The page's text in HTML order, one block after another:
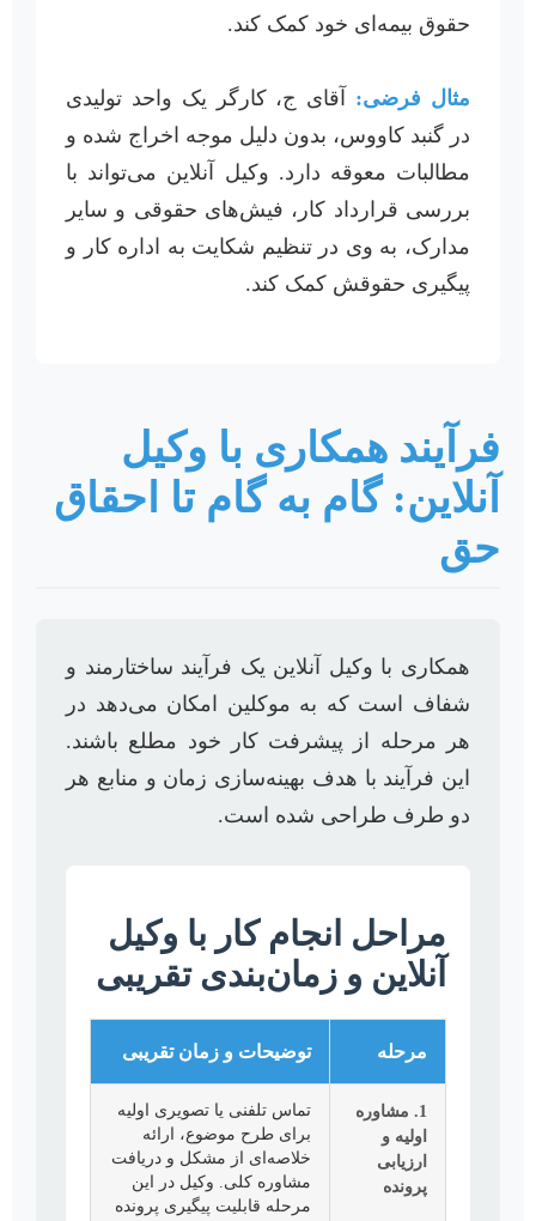
حقوق بیمه‌ای خود کمک کند.
مثال فرضی: آقای ج، کارگر یک واحد تولیدی
در گنبد کاووس، بدون دلیل موجه اخراج شده و
مطالبات معوقه دارد. وکیل آنلاین می‌تواند با
بررسی قرارداد کار، فیش‌های حقوقی و سایر
مدارک، به وی در تنظیم شکایت به اداره کار و
پیگیری حقوقش کمک کند.
فرآیند همکاری با وکیل
آنلاین: گام به گام تا احقاق
حق
همکاری با وکیل آنلاین یک فرآیند ساختارمند و
شفاف است که به موکلین امکان می‌دهد در
هر مرحله از پیشرفت کار خود مطلع باشند.
این فرآیند با هدف بهینه‌سازی زمان و منابع هر
دو طرف طراحی شده است.
مراحل انجام کار با وکیل
آنلاین و زمان‌بندی تقریبی
مرحله توضیحات و زمان تقریبی
1. مشاوره
اولیه و
ارزیابی
پرونده
تماس تلفنی یا تصویری اولیه
برای طرح موضوع، ارائه
خلاصه‌ای از مشکل و دریافت
مشاوره کلی. وکیل در این
مرحله قابلیت پیگیری پرونده